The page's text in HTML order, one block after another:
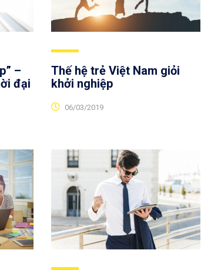
–
đại
Thế hệ trẻ Việt Nam giỏi
khởi nghiệp
06/03/2019